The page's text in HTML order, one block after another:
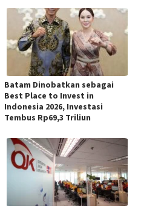
Batam Dinobatkan sebagai
Best Place to Invest in
Indonesia 2026, Investasi
Tembus Rp69,3 Triliun